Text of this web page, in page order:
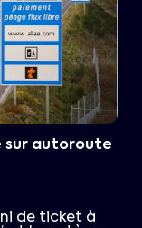
sur autoroute
ni de ticket à